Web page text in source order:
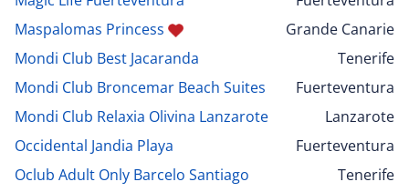
Maspalomas Princess
Grande Canarie
Mondi Club Best Jacaranda
Tenerife
Mondi Club Broncemar Beach Suites
Fuerteventura
Mondi Club Relaxia Olivina Lanzarote
Lanzarote
Occidental Jandia Playa
Fuerteventura
Oclub Adult Only Barcelo Santiago
Tenerife